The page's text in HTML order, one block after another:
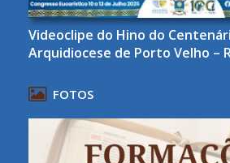
Videoclipe do Hino do
Arquidiocese de Porto Velho –
FOTOS